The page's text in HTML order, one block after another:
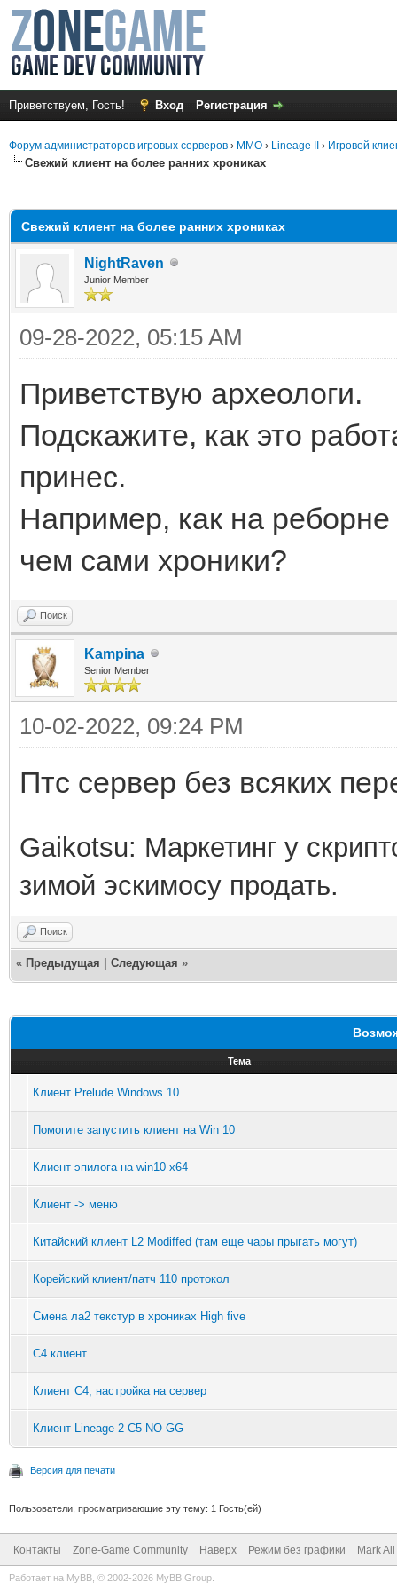
Приветствуем, Гость! Вход Регистрация
Форум администраторов игровых серверов › MMO › Lineage II › Игровой
Свежий клиент на более ранних хрониках
Свежий клиент на более ранних хрониках
NightRaven
Junior Member
09-28-2022, 05:15 AM
Приветствую археологи.
Подскажите, как это
принес.
Например, как на
чем сами хроники?
Поиск
Kampina
Senior Member
10-02-2022, 09:24 PM
Птс сервер без всяких
Gaikotsu: Маркетинг у
зимой эскимосу продать.
Поиск
« Предыдущая Следующая »
Тема
Клиент Prelude Windows 10
Помогите запустить клиент на Win 10
Клиент эпилога на win10 x64
Клиент -> меню
Китайский клиент L2 Modiffed (там еще чары прыгать могут)
Корейский клиент/патч 110 протокол
Смена ла2 текстур в хрониках High five
C4 клиент
Клиент С4, настройка на сервер
Клиент Lineage 2 C5 NO GG
Версия для печати
Пользователи, просматривающие эту тему: 1 Гость(ей)
Контакты Zone-Game Community Наверх Режим без графики Mark
Работает на MyBB , © 2002-2026 MyBB Group